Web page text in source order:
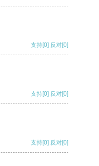
支持[0] 反对[0]
支持[0] 反对[0]
支持[0] 反对[0]